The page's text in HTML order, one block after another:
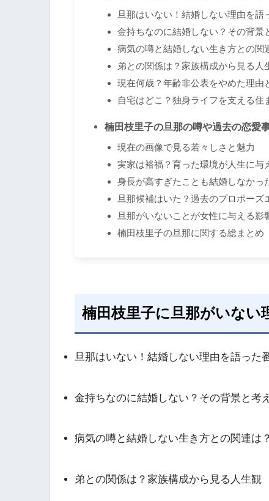
旦那はいない！結婚しない理由を語
金持ちなのに結婚しない？その背景
病気の噂と結婚しない生き方との関
弟との関係は？家族構成から見る人
現在何歳？年齢非公表をやめた理由
自宅はどこ？独身ライフを支える住
楠田枝里子の旦那の噂や過去の恋愛
現在の画像で見る若々しさと魅力
実家は裕福？育った環境が人生に与
身長が高すぎたことも結婚しなかっ
旦那候補はいた？過去のプロポーズ
旦那がいないことが女性に与える影
楠田枝里子の旦那に関する総まとめ
楠田枝里子に旦那がいない
旦那はいない！結婚しない理由を語った
金持ちなのに結婚しない？その背景と考
病気の噂と結婚しない生き方との関連は？
弟との関係は？家族構成から見る人生観